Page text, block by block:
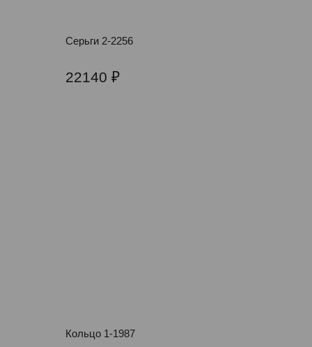
Серьги 2-2256
22140
Кольцо 1-1987